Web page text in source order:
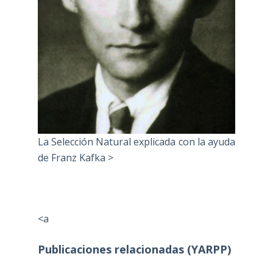
La Selección Natural explicada con la ayuda
de Franz Kafka >
<a
Publicaciones relacionadas (YARPP)